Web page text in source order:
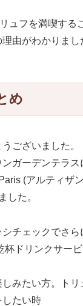
ュフを満喫する
由がわかりまし
め
ございました。
ガーデンテラス
(アルティザ
した。
チェックでさら
杯ドリンクサー
みたい方。トリ
たい時